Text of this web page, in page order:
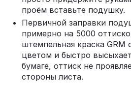
проём вставьте подушку.
Первичной заправки
примерно на 5000
штемпельная краска GRM
цветом и быстро
бумаге, оттиск не
стороны листа.